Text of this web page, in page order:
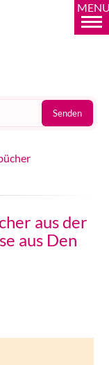
Senden
aus der
aus Den